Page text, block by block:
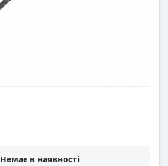
Немає в наявності